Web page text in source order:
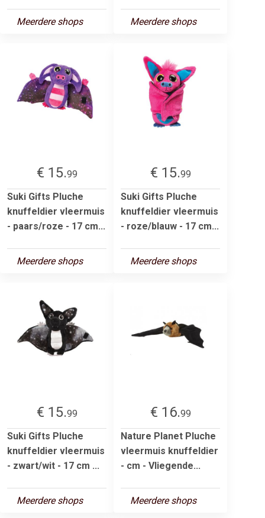
Meerdere shops Meerdere shops
€ 15.99
Suki Gifts Pluche
knuffeldier vleermuis
- paars/roze - 17 cm...
Meerdere shops
€ 15.99
Suki Gifts Pluche
knuffeldier vleermuis
- roze/blauw - 17 cm...
Meerdere shops
€ 15.99
Suki Gifts Pluche
knuffeldier vleermuis
- zwart/wit - 17 cm ...
Meerdere shops
€ 16.99
Nature Planet Pluche
vleermuis knuffeldier
- cm - Vliegende...
Meerdere shops